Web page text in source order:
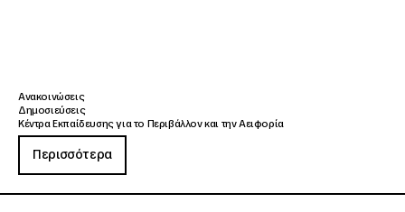
Ανακοινώσεις
Δημοσιεύσεις
Κέντρα Εκπαίδευσης για το Περιβάλλον και την Αειφορία
Περισσότερα